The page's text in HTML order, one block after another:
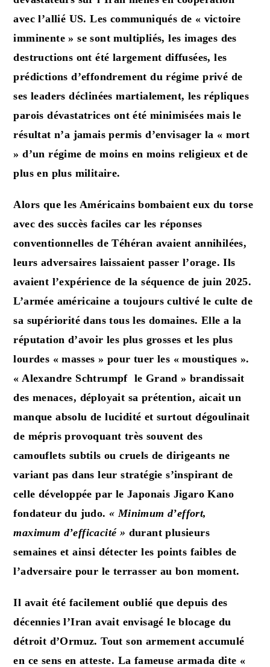
avec l’allié US. Les communiqués de « victoire
imminente » se sont multipliés, les images des
destructions ont été largement diffusées, les
prédictions d’effondrement du régime privé de
ses leaders déclinées martialement, les répliques
parois dévastatrices ont été minimisées mais le
résultat n’a jamais permis d’envisager la « mort
» d’un régime de moins en moins religieux et de
plus en plus militaire.
Alors que les Américains bombaient eux du torse
avec des succès faciles car les réponses
conventionnelles de Téhéran avaient annihilées,
leurs adversaires laissaient passer l’orage. Ils
avaient l’expérience de la séquence de juin 2025.
L’armée américaine a toujours cultivé le culte de
sa supériorité dans tous les domaines. Elle a la
réputation d’avoir les plus grosses et les plus
lourdes « masses » pour tuer les « moustiques ».
« Alexandre Schtrumpf le Grand » brandissait
des menaces, déployait sa prétention, aicait un
manque absolu de lucidité et surtout dégoulinait
de mépris provoquant très souvent des
camouflets subtils ou cruels de dirigeants ne
variant pas dans leur stratégie s’inspirant de
celle développée par le Japonais Jigaro Kano
fondateur du judo.« Minimum d’effort,
maximum d’efficacité » durant plusieurs
semaines et ainsi détecter les points faibles de
l’adversaire pour le terrasser au bon moment.
Il avait été facilement oublié que depuis des
décennies l’Iran avait envisagé le blocage du
détroit d’Ormuz. Tout son armement accumulé
en ce sens en atteste. La fameuse armada dite «